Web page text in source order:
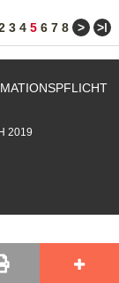
3 4 5 6 7 8 > >ǀ
2019